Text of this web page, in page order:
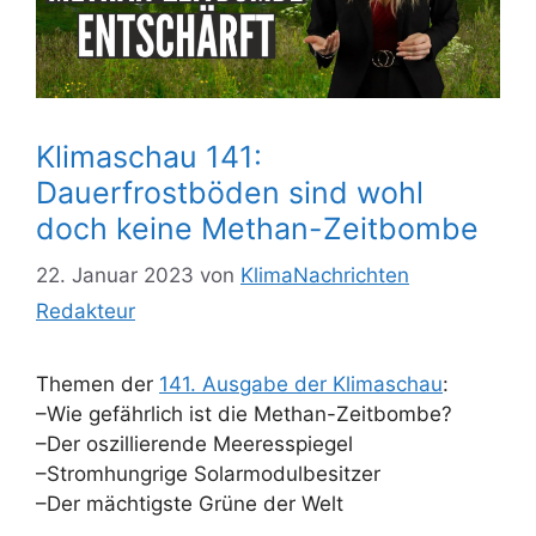
Klimaschau 141:
Dauerfrostböden sind wohl
doch keine Methan-Zeitbombe
22. Januar 2023 von KlimaNachrichten
Redakteur
Themen der 141. Ausgabe der Klimaschau:
–Wie gefährlich ist die Methan-Zeitbombe?
–Der oszillierende Meeresspiegel
–Stromhungrige Solarmodulbesitzer
–Der mächtigste Grüne der Welt